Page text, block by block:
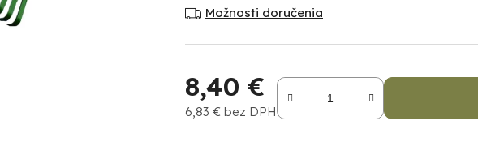
Možnosti doručenia
8,40 €
6,83 € bez DPH